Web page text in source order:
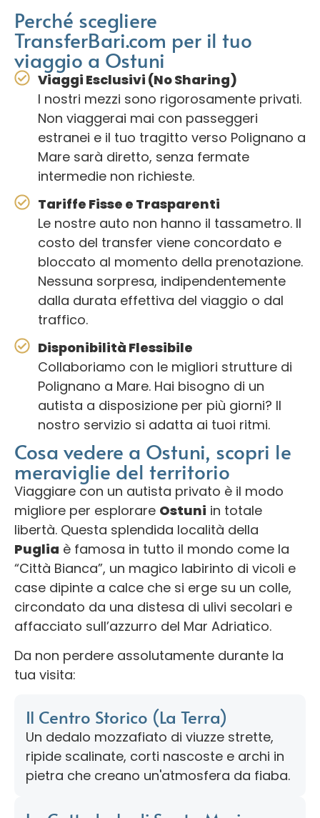
Perché scegliere
TransferBari.com per il tuo
viaggio a Ostuni
Viaggi Esclusivi (No Sharing)
I nostri mezzi sono rigorosamente privati.
Non viaggerai mai con passeggeri
estranei e il tuo tragitto verso Polignano a
Mare sarà diretto, senza fermate
intermedie non richieste.
Tariffe Fisse e Trasparenti
Le nostre auto non hanno il tassametro. Il
costo del transfer viene concordato e
bloccato al momento della prenotazione.
Nessuna sorpresa, indipendentemente
dalla durata effettiva del viaggio o dal
traffico.
Disponibilità Flessibile
Collaboriamo con le migliori strutture di
Polignano a Mare. Hai bisogno di un
autista a disposizione per più giorni? Il
nostro servizio si adatta ai tuoi ritmi.
Cosa vedere a Ostuni, scopri le
meraviglie del territorio
Viaggiare con un autista privato è il modo
migliore per esplorare Ostuni in totale
libertà. Questa splendida località della
Puglia è famosa in tutto il mondo come la
“Città Bianca”, un magico labirinto di vicoli e
case dipinte a calce che si erge su un colle,
circondato da una distesa di ulivi secolari e
affacciato sull’azzurro del Mar Adriatico.
Da non perdere assolutamente durante la
tua visita:
Il Centro Storico (La Terra)
Un dedalo mozzafiato di viuzze strette,
ripide scalinate, corti nascoste e archi in
pietra che creano un'atmosfera da fiaba.